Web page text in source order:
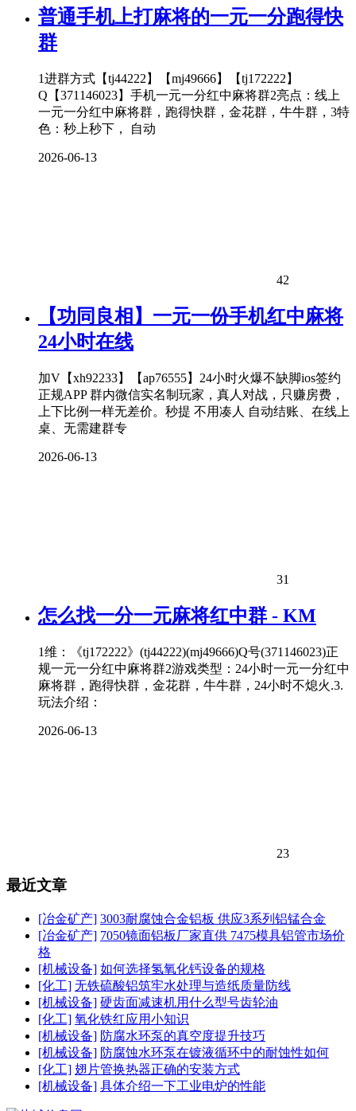
普通手机上打麻将的一元一分跑得快
群
1进群方式【tj44222】【mj49666】【tj172222】
Q【371146023】手机一元一分红中麻将群2亮点：线上
一元一分红中麻将群，跑得快群，金花群，牛牛群，3特
色：秒上秒下， 自动
2026-06-13
42
【功同良相】一元一份手机红中麻将
24小时在线
加V【xh92233】【ap76555】24小时火爆不缺脚ios签约
正规APP 群内微信实名制玩家，真人对战，只赚房费，
上下比例一样无差价。秒提 不用凑人 自动结账、在线上
桌、无需建群专
2026-06-13
31
怎么找一分一元麻将红中群 - KM
1维：《tj172222》(tj44222)(mj49666)Q号(371146023)正
规一元一分红中麻将群2游戏类型：24小时一元一分红中
麻将群，跑得快群，金花群，牛牛群，24小时不熄火.3.
玩法介绍：
2026-06-13
23
最近文章
[冶金矿产] 3003耐腐蚀合金铝板 供应3系列铝锰合金
[冶金矿产] 7050镜面铝板厂家直供 7475模具铝管市场价
格
[机械设备] 如何选择氢氧化钙设备的规格
[化工] 无铁硫酸铝筑牢水处理与造纸质量防线
[机械设备] 硬齿面减速机用什么型号齿轮油
[化工] 氧化铁红应用小知识
[机械设备] 防腐水环泵的真空度提升技巧
[机械设备] 防腐蚀水环泵在镀液循环中的耐蚀性如何
[化工] 翅片管换热器正确的安装方式
[机械设备] 具体介绍一下工业电炉的性能